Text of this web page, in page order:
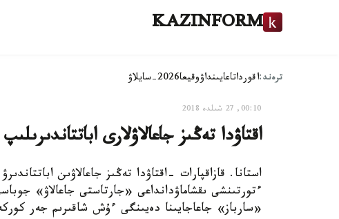
KAZINFORM
ترەند:اقورداتاعايىنداۋوقيعا2026-سايلاۋ
00:10, 27 شىلدە 2018
اقتاۋدا تەڭىز جاعالاۋلارى
استانا. قازاقپارات -اقتاۋدا تەڭىز جاعالاۋىن
ءتورتىنشى ىقشاماۋدانداعى «جارتاستى جاعالاۋ»
«سارباز» جاعاجايىنا دەيىنگى ءۇش شاقىرىم جەر